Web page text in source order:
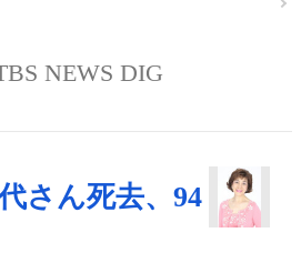
NEWS DIG
さん死去、94